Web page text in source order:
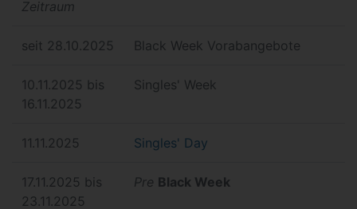
Zeitraum
seit 28.10.2025 Black Week Vorabangebote
10.11.2025 bis
16.11.2025
Singles' Week
11.11.2025 Singles' Day
17.11.2025 bis
23.11.2025
Pre Black Week